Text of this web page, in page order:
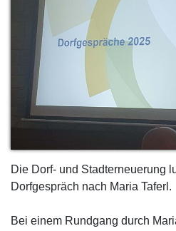
Die Dorf- und Stadterneuerung
Dorfgespräch nach Maria Taferl.
Bei einem Rundgang durch